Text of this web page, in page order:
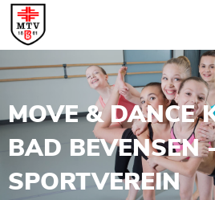
MOVE & DANCE
BAD BEVENSEN
SPORTVEREIN